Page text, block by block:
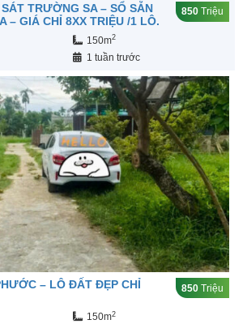
TRƯỜNG SA – SỔ SẴN
– GIÁ CHỈ 8XX TRIỆU /1 LÔ.
850 Triệu
150m2
1 tuần trước
– LÔ ĐẤT ĐẸP CHỈ
850 Triệu
150m2